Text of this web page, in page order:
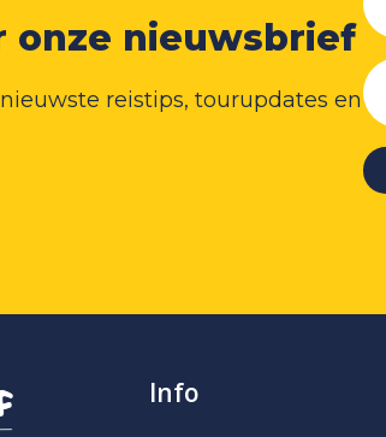
onze nieuwsbrief
reistips, tourupdates en
Info